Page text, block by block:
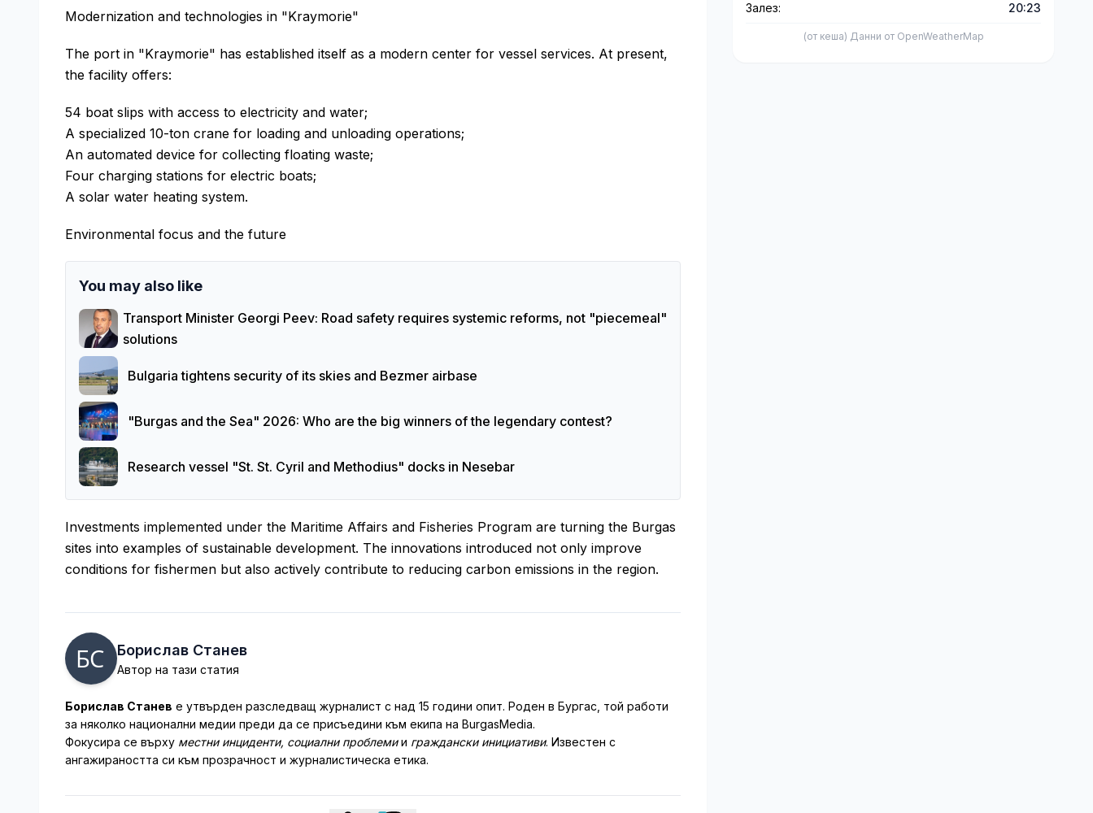
Modernization and technologies in "Kraymorie"
The port in "Kraymorie" has established itself as a modern center for vessel services. At present,
the facility offers:
54 boat slips with access to electricity and water;
A specialized 10-ton crane for loading and unloading operations;
An automated device for collecting floating waste;
Four charging stations for electric boats;
A solar water heating system.
Environmental focus and the future
You may also like
Transport Minister Georgi Peev: Road safety requires systemic reforms, not "piecemeal"
solutions
Bulgaria tightens security of its skies and Bezmer airbase
"Burgas and the Sea" 2026: Who are the big winners of the legendary contest?
Research vessel "St. St. Cyril and Methodius" docks in Nesebar
Investments implemented under the Maritime Affairs and Fisheries Program are turning the Burgas
sites into examples of sustainable development. The innovations introduced not only improve
conditions for fishermen but also actively contribute to reducing carbon emissions in the region.
Борислав Станев
Автор на тази статия
Борислав Станев е утвърден разследващ журналист с над 15 години опит. Роден в Бургас, той работи
за няколко национални медии преди да се присъедини към екипа на BurgasMedia.
Фокусира се върху местни инциденти, социални проблемии граждански инициативи. Известен с
ангажираността си към прозрачност и журналистическа етика.
Залез: 20:23
(от кеша) Данни от OpenWeatherMap